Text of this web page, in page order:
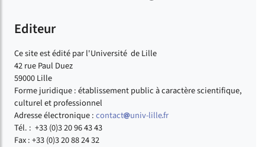
Editeur
Ce site est édité par l'Université de Lille
42 rue Paul Duez
59000 Lille
Forme juridique : établissement public à caractère scientifique,
culturel et professionnel
Adresse électronique :contact univ-lillefr
Tél. : +33 (0)3 20 96 43 43
Fax : +33 (0)3 20 88 24 32